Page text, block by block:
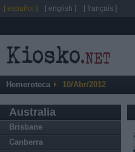
Hemeroteca 10/Abr/2012
Australia
Brisbane
Canberra
[ español ] [ english ] [ français ]